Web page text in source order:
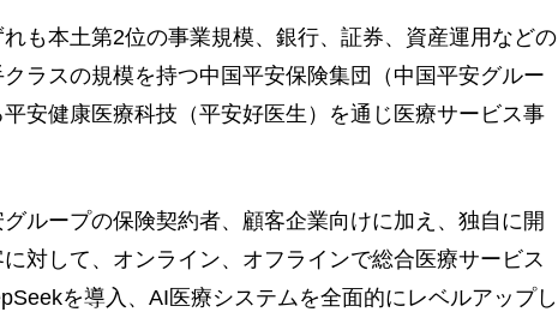
も本土第2位の事業規模、銀行、証券、資産運用などの
ラスの規模を持つ中国平安保険集団（中国平安グルー
安健康医療科技（平安好医生）を通じ医療サービス事
ループの保険契約者、顧客企業向けに加え、独自に開
対して、オンライン、オフラインで総合医療サービス
を導入、AI医療システムを全面的にレベルアップし